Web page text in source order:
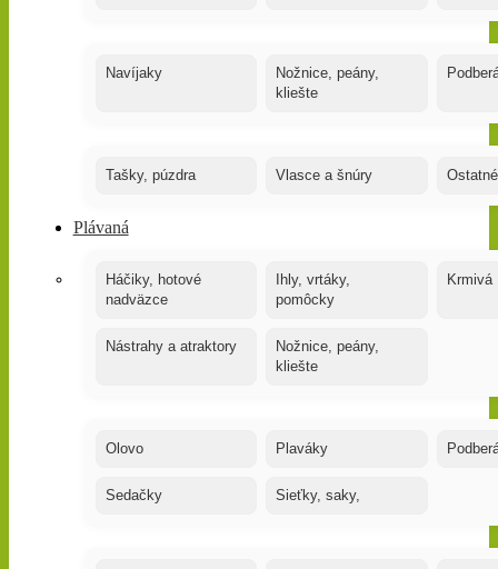
Navíjaky
Nožnice, peány,
kliešte
Tašky, púzdra Vlasce a šnúry
Plávaná
Háčiky, hotové
nadväzce
Ihly, vrtáky,
pomôcky
Krmivá
Nástrahy a atraktory
Nožnice, peány,
kliešte
Olovo Plaváky
Sedačky Sieťky, saky,